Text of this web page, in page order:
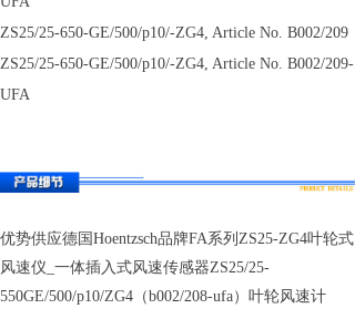
ZS25/25-650-GE/500/p10/-ZG4, Article No. B002/209
ZS25/25-650-GE/500/p10/-ZG4, Article No. B002/209-
UFA
优势供应德国Hoentzsch品牌FA系列ZS25-ZG4叶轮式
风速仪_一体插入式风速传感器ZS25/25-
550GE/500/p10/ZG4（b002/208-ufa）叶轮风速计